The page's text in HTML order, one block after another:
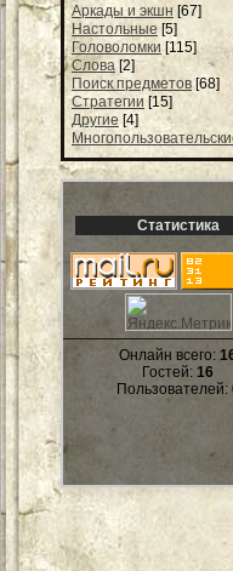
Аркады и экшн [67]
Настольные [5]
Головоломки [115]
Слова [2]
Поиск предметов [68]
Стратегии [15]
Другие [4]
Статистика
Онлайн всего:
Гостей: 16
Пользователей: